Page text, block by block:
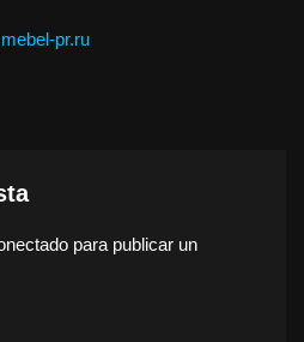
pr.ru
para publicar un